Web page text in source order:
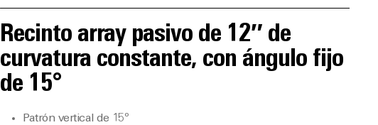
Recinto array pasivo de 12″ de
curvatura constante, con ángulo fijo
de 15°
Patrón vertical de 15º